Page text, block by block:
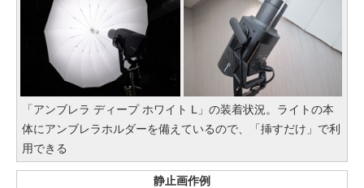
「アンブレラ ディープ ホワイト L」の装着状況。ライトの本
体にアンブレラホルダーを備えているので、「挿すだけ」で利
用できる
静止画作例